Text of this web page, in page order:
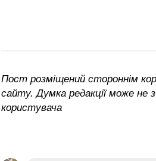
Пост розміщений стороннім
сайту. Думка редакції може не
користувача